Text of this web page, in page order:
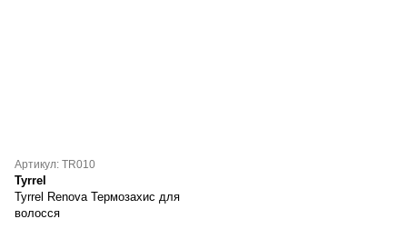
Артикул: TR010
Tyrrel
Tyrrel Renova Термозахис для
волосся